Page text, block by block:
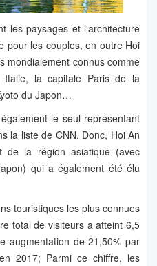
les paysages et l'architecture
pour les couples, en outre Hoi
mondialement connus comme
Italie, la capitale Paris de la
du Japon…
le seul représentant
la liste de CNN. Donc, Hoi An
de la région asiatique (avec
qui a également été élu
touristiques les plus connues
total de visiteurs a atteint 6,5
augmentation de 21,50% par
2017; Parmi ce chiffre, les